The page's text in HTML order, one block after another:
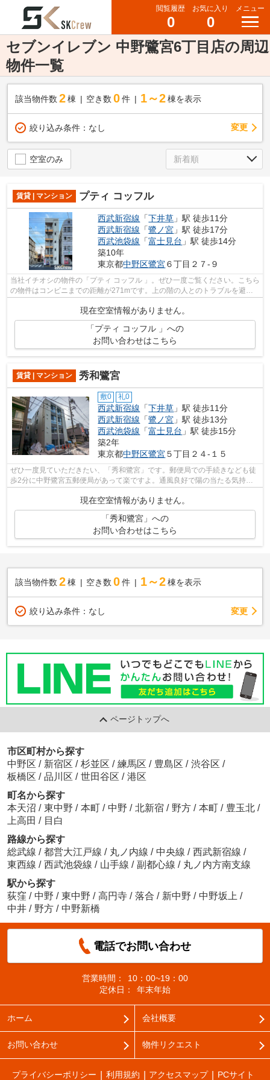
閲覧履歴
0
お気に入り
0
メニュー
セブンイレブン 中野鷺宮6丁目店の周辺
物件一覧
該当物件数 2棟 空き数 0 件 1～2 棟を表示
絞り込み条件： なし 変更
空室のみ
賃貸 | マンション プティ コッフル
西武新宿線 「下井草 」駅 徒歩11分
西武新宿線 「鷺ノ宮 」駅 徒歩17分
西武池袋線 「富士見台 」駅 徒歩14分
築10年
東京都中野区鷺宮６丁目２７-９
当社イチオシの物件の「プティ コッフル 」。ぜひ一度ご覧ください。こちら
の物件はコンビニまでの距離が271mです。上の階の人とのトラブルを避け
現在空室情報がありません。
「プティ コッフル 」への
お問い合わせはこちら
賃貸 | マンション 秀和鷺宮
敷0 礼0
西武新宿線 「下井草 」駅 徒歩11分
西武新宿線 「鷺ノ宮 」駅 徒歩13分
西武池袋線 「富士見台 」駅 徒歩15分
築2年
東京都中野区鷺宮５丁目２４-１５
ぜひ一度見ていただきたい、「秀和鷺宮」です。郵便局での手続きなども徒
歩2分に中野鷺宮五郵便局があって楽ですよ。通風良好で陽の当たる気持ち
現在空室情報がありません。
「秀和鷺宮」への
お問い合わせはこちら
該当物件数 2棟 空き数 0 件 1～2 棟を表示
絞り込み条件： なし 変更
ページトップへ
市区町村から探す
中野区 / 新宿区 / 杉並区 / 練馬区 / 豊島区 / 渋谷区 /
板橋区 / 品川区 / 世田谷区 / 港区
町名から探す
本天沼 / 東中野 / 本町 / 中野 / 北新宿 / 野方 / 本町 / 豊玉北 /
上高田 / 目白
路線から探す
総武線 / 都営大江戸線 / 丸ノ内線 / 中央線 / 西武新宿線 /
東西線 / 西武池袋線 / 山手線 / 副都心線 / 丸ノ内方南支線
駅から探す
荻窪 / 中野 / 東中野 / 高円寺 / 落合 / 新中野 / 中野坂上 /
中井 / 野方 / 中野新橋
電話でお問い合わせ
営業時間：
10：00~19：00
定休日：
年末年始
ホーム 会社概要
お問い合わせ 物件リクエスト
プライバシーポリシー 利用規約 アクセスマップ PCサイト